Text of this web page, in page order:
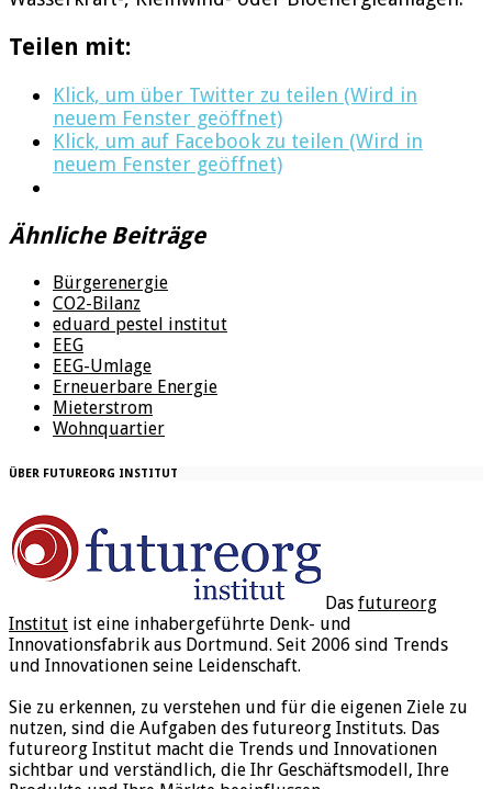
Teilen mit:
Klick, um über Twitter zu teilen (Wird in
neuem Fenster geöffnet)
Klick, um auf Facebook zu teilen (Wird in
neuem Fenster geöffnet)
Ähnliche Beiträge
Bürgerenergie
CO2-Bilanz
eduard pestel institut
EEG
EEG-Umlage
Erneuerbare Energie
Mieterstrom
Wohnquartier
ÜBER FUTUREORG INSTITUT
Das futureorg
Institut ist eine inhabergeführte Denk- und
Innovationsfabrik aus Dortmund. Seit 2006 sind Trends
und Innovationen seine Leidenschaft.
Sie zu erkennen, zu verstehen und für die eigenen Ziele zu
nutzen, sind die Aufgaben des futureorg Instituts. Das
futureorg Institut macht die Trends und Innovationen
sichtbar und verständlich, die Ihr Geschäftsmodell, Ihre